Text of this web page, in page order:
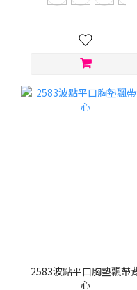
2583波點平口胸墊飄帶
心